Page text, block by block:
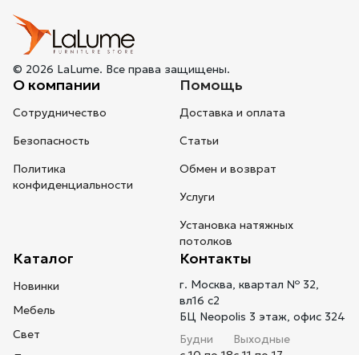
© 2026 LaLume. Все права защищены.
О компании
Сотрудничество
Безопасность
Политика
конфиденциальности
Помощь
Доставка и оплата
Статьи
Обмен и возврат
Услуги
Установка натяжных
потолков
Каталог
Новинки
Мебель
Свет
Контакты
г. Москва, квартал № 32,
вл16 с2
БЦ Neopolis 3 этаж, офис 324
Будни
Выходные